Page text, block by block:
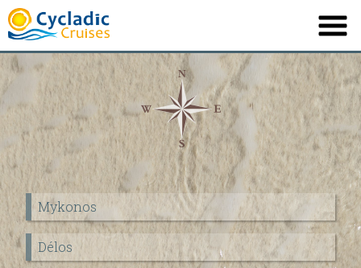
PROFILE
NOS BATEAUX
ITINÉRAIRES
DESTINATION
INFORMATIONS
OFFRE
Mykonos
Délos